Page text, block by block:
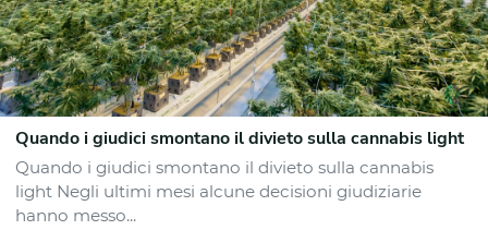
Quando i giudici smontano il divieto sulla cannabis light
Quando i giudici smontano il divieto sulla cannabis
light Negli ultimi mesi alcune decisioni giudiziarie
hanno messo...